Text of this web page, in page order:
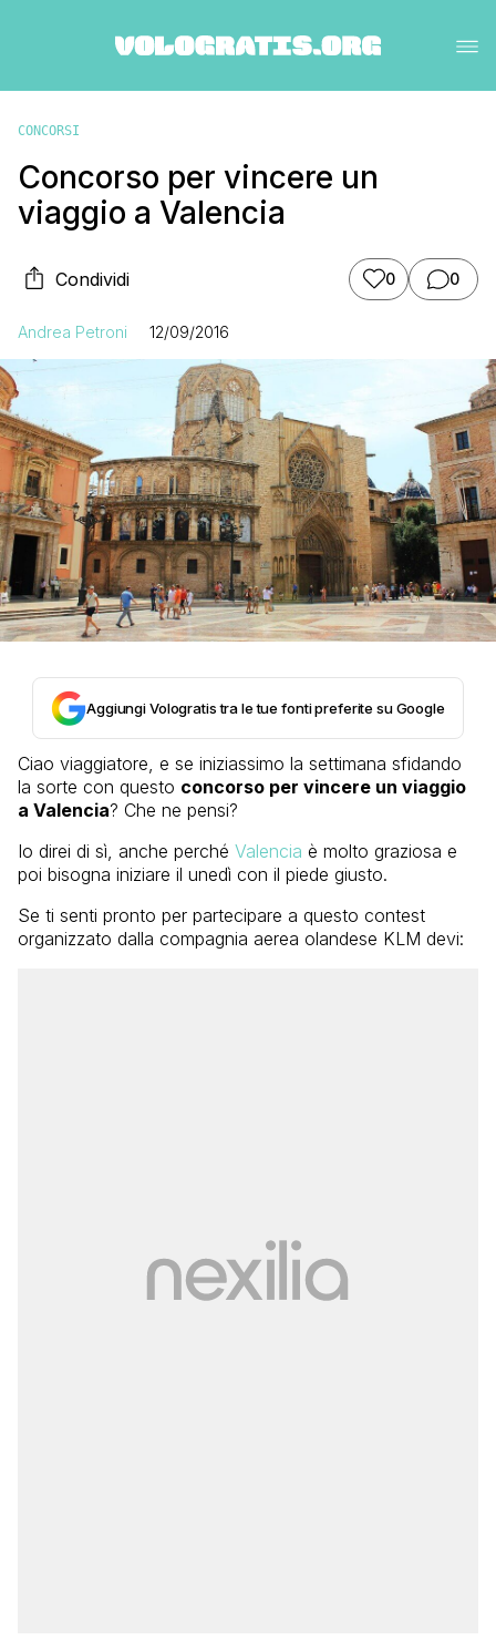
CONCORSI
Concorso per vincere un
viaggio a Valencia
Condividi 0 0
Andrea Petroni 12/09/2016
Aggiungi Vologratis tra le tue fonti preferite su Google
Ciao viaggiatore, e se iniziassimo la settimana sfidando
la sorte con questo concorso per vincere un viaggio
a Valencia? Che ne pensi?
Io direi di sì, anche perché Valencia è molto graziosa e
poi bisogna iniziare il unedì con il piede giusto.
Se ti senti pronto per partecipare a questo contest
organizzato dalla compagnia aerea olandese KLM devi: